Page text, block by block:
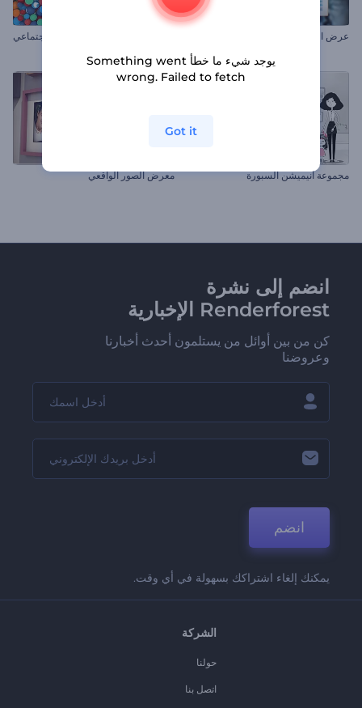
عرض الشرائح لإطارات صور البولارويد مجموعة أدوات وسائل التواصل الإجتماعي
مجموعة أنيميشن السبورة معرض الصور الواقعي
انضم إلى نشرة
Renderforest الإخبارية
كن من بين أوائل من يستلمون أحدث أخبارنا
وعروضنا
انضم
يمكنك إلغاء اشتراكك بسهولة في أي وقت.
الشركة
حولنا
اتصل بنا
يوجد شيء ما خطأ Something went
wrong. Failed to fetch
Got it